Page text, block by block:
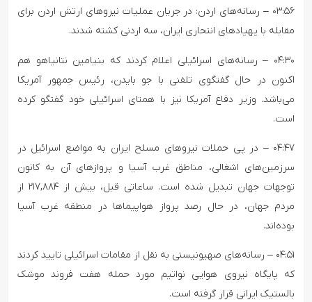
۰۳:۵۶ – رسانه‌های اردن: در جریان عملیات نیروهای ارتش اردن برای
مقابله با پهپادهای انتحاری ایران، سه اردنی کشته شدند.
۰۴:۳۰ – رسانه‌های اسرائیلی اعلام کردند که بنیامین نتانیاهو هم
اکنون در حال گفتگوی تلفنی با جو بایدن، رئیس جمهور آمریکا
می‌باشد. وزیر دفاع آمریکا نیز با همتای اسرائیلی خود گفتگو کرده
است.
۰۴:۴۷ – در پی حملات نیروهای مسلح ایران به مواضع اسرائیل در
سرزمین‌های اشغالی، مناطق غرب آسیا و پروازهای آن به کانون
توجهات جهان تبدیل شده است. ساعاتی قبل، بیش از ۲۱۷,۸۸۴ از
مردم جهان، در حال رصد پرواز هواپیماها در منطقه غرب آسیا
بوده‌اند.
۰۴:۵۱ – رسانه‌های صهیونیستی به نقل از مقامات اسرائیلی تایید کردند
که پایگاه نیروی هوایی نواتیم مورد حمله هفت فروند موشک
بالستیک ایرانی قرار گرفته است.